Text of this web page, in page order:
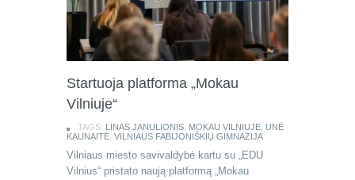
Startuoja platforma „Mokau
Vilniuje“
TAGS: LINAS JANULIONIS MOKAU VILNIUJE UNĖ
KAUNAITĖ VILNIAUS FABIJONIŠKIŲ GIMNAZIJA
Vilniaus miesto savivaldybė kartu su „EDU
Vilnius“ pristato naują platformą „Mokau